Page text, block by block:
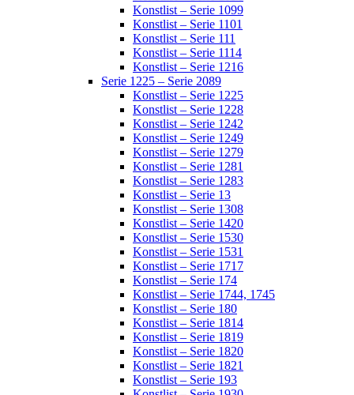
Konstlist – Serie 1099
Konstlist – Serie 1101
Konstlist – Serie 111
Konstlist – Serie 1114
Konstlist – Serie 1216
Serie 1225 – Serie 2089
Konstlist – Serie 1225
Konstlist – Serie 1228
Konstlist – Serie 1242
Konstlist – Serie 1249
Konstlist – Serie 1279
Konstlist – Serie 1281
Konstlist – Serie 1283
Konstlist – Serie 13
Konstlist – Serie 1308
Konstlist – Serie 1420
Konstlist – Serie 1530
Konstlist – Serie 1531
Konstlist – Serie 1717
Konstlist – Serie 174
Konstlist – Serie 1744, 1745
Konstlist – Serie 180
Konstlist – Serie 1814
Konstlist – Serie 1819
Konstlist – Serie 1820
Konstlist – Serie 1821
Konstlist – Serie 193